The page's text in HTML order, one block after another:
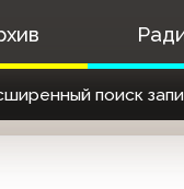
поиск